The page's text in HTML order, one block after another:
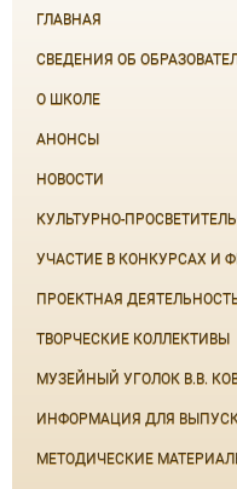
ГЛАВНАЯ
СВЕДЕНИЯ ОБ
О ШКОЛЕ
АНОНСЫ
НОВОСТИ
КУЛЬТУРНО-
УЧАСТИЕ В КОНКУРСАХ И
ПРОЕКТНАЯ
ТВОРЧЕСКИЕ КОЛЛЕКТИВЫ
МУЗЕЙНЫЙ УГОЛОК В.В.
ИНФОРМАЦИЯ ДЛЯ
МЕТОДИЧЕСКИЕ